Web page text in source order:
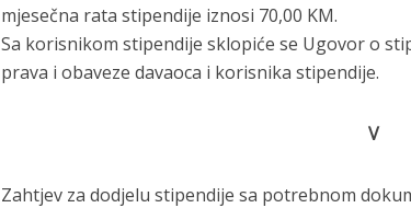
mjesečna rata stipendije iznosi 70,00 KM.
Sa korisnikom stipendije sklopiće se Ugovor o
prava i obaveze davaoca i korisnika stipendije.
V
Zahtjev za dodjelu stipendije sa potrebnom